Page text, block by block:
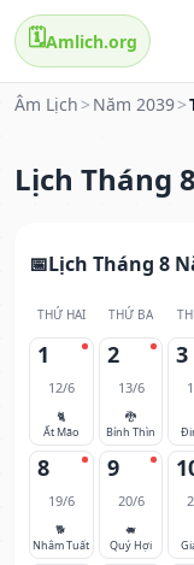
🗓️Amlich.org
Âm Lịch > Năm 2039>
Lịch Tháng
Lịch Tháng 8
THỨ HAI THỨ BA
1
12/6
🐈
Ất Mão
2
13/6
🐉
Bính Thìn
3
8
19/6
🐕
Nhâm Tuất
9
20/6
🐖
Quý Hợi